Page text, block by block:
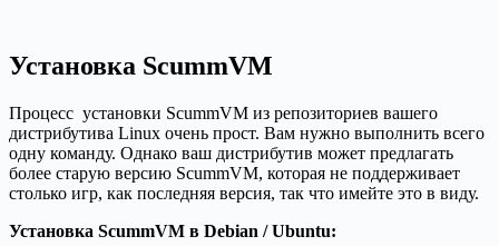
Установка ScummVM
Процесс установки ScummVM из репозиториев вашего
дистрибутива Linux очень прост. Вам нужно выполнить всего
одну команду. Однако ваш дистрибутив может предлагать
более старую версию ScummVM, которая не поддерживает
столько игр, как последняя версия, так что имейте это в виду.
Установка ScummVM в Debian / Ubuntu: